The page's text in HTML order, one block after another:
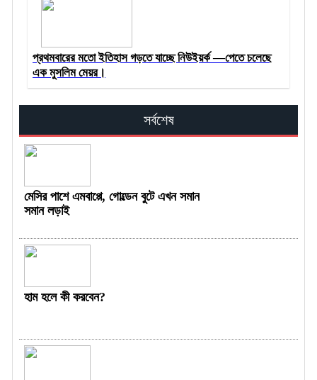
প্রথমবারের মতো ইতিহাস গড়তে যাচ্ছে নিউইয়র্ক —পেতে চলেছে
এক মুসলিম মেয়র।
সর্বশেষ
মেসির পাশে এমবাপ্পে, গোল্ডেন বুটে এখন সমান
সমান লড়াই
হাম হলে কী করবেন?